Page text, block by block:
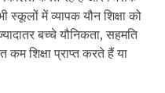
स्कूलों में व्यापक यौन शिक्षा को
बच्चे यौनिकता, सहमति
शिक्षा प्राप्त करते हैं या